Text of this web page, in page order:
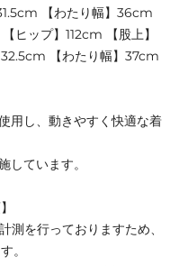
【わたり幅】36cm
ヒップ】112cm 【股上】
【わたり幅】37cm
用し、動きやすく快適な着
しています。
を行っておりますため、
。